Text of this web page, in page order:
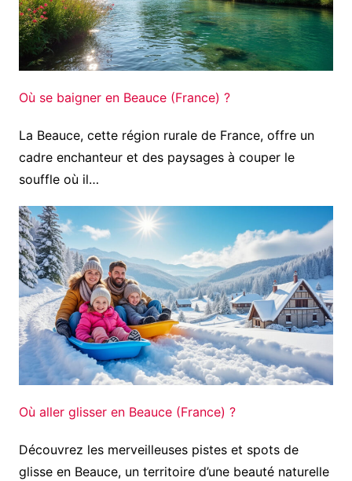
Où se baigner en Beauce (France) ?
La Beauce, cette région rurale de France, offre un
cadre enchanteur et des paysages à couper le
souffle où il…
Où aller glisser en Beauce (France) ?
Découvrez les merveilleuses pistes et spots de
glisse en Beauce, un territoire d’une beauté naturelle